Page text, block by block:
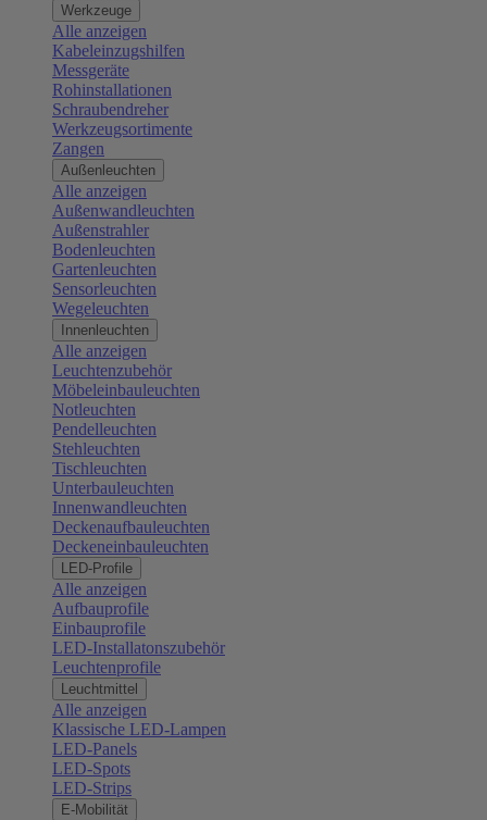
Werkzeuge
Alle anzeigen
Kabeleinzugshilfen
Messgeräte
Rohinstallationen
Schraubendreher
Werkzeugsortimente
Zangen
Außenleuchten
Alle anzeigen
Außenwandleuchten
Außenstrahler
Bodenleuchten
Gartenleuchten
Sensorleuchten
Wegeleuchten
Innenleuchten
Alle anzeigen
Leuchtenzubehör
Möbeleinbauleuchten
Notleuchten
Pendelleuchten
Stehleuchten
Tischleuchten
Unterbauleuchten
Innenwandleuchten
Deckenaufbauleuchten
Deckeneinbauleuchten
LED-Profile
Alle anzeigen
Aufbauprofile
Einbauprofile
LED-Installatonszubehör
Leuchtenprofile
Leuchtmittel
Alle anzeigen
Klassische LED-Lampen
LED-Panels
LED-Spots
LED-Strips
E-Mobilität